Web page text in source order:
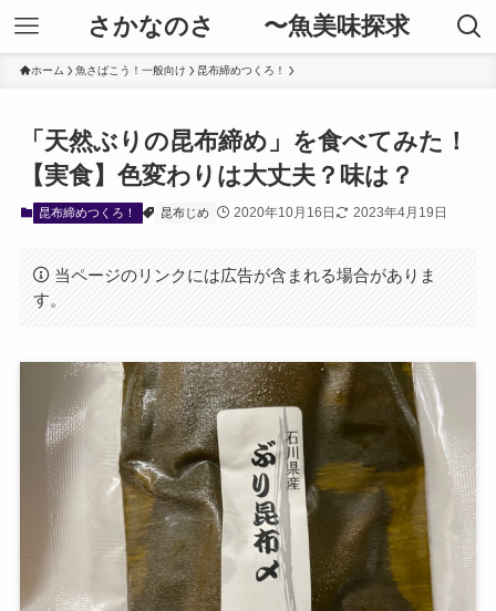
さかなのさ 〜魚美味探求
ホーム 魚さばこう！一般向け 昆布締めつくろ！
「天然ぶりの昆布締め」を食べてみた！
【実食】色変わりは大丈夫？味は？
昆布締めつくろ！ 昆布じめ 2020年10月16日 2023年4月19日
当ページのリンクには広告が含まれる場合がありま
す。